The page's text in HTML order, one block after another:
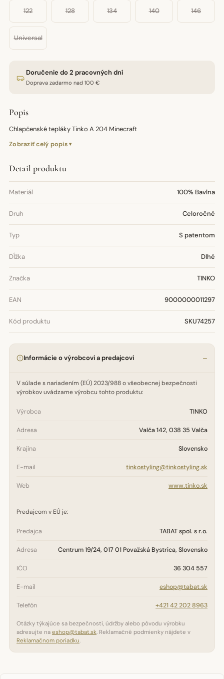
122 128 134 140 146
Universal
Doručenie do 2 pracovných dní
Doprava zadarmo nad 100 €
Popis
Chlapčenské tepláky Tinko A 204 Minecraft
Zobraziť celý popis
Detail produktu
Materiál 100% Bavlna
Druh Celoročné
Typ S patentom
Dĺžka Dlhé
Značka TINKO
EAN 9000000011297
Kód produktu SKU74257
Informácie o výrobcovi a predajcovi
V súlade s nariadením (EÚ) 2023/988 o všeobecnej bezpečnosti
výrobkov uvádzame výrobcu tohto produktu:
Výrobca TINKO
Adresa Valča 142, 038 35 Valča
Krajina Slovensko
E-mail tinkostyling@tinkostyling.sk
Web www.tinko.sk
Predajcom v EÚ je:
Predajca TABAT spol. s r.o.
Adresa Centrum 19/24, 017 01 Považská Bystrica, Slovensko
IČO 36 304 557
E-mail eshop@tabat.sk
Telefón +421 42 202 8963
Otázky týkajúce sa bezpečnosti, údržby alebo pôvodu výrobku
adresujte na eshop@tabat.sk. Reklamačné podmienky nájdete v
Reklamačnom poriadku.